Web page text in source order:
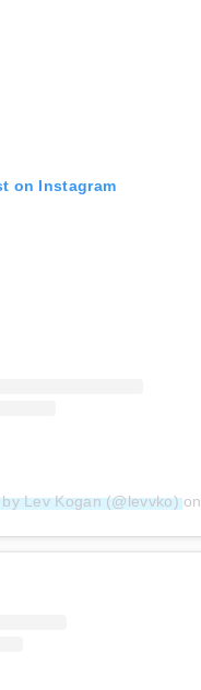
on Instagram
Lev Kogan (@levvko)on